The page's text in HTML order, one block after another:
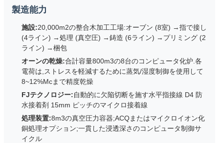
製造能力
施設:20,000m2の整合木加工工場:オーブン (8室) →指で接し
(4ライン) →処理 (真空圧) →鋳造 (6ライン) →プリミング (2
ライン) →梱包
オーンの乾燥:合計容量800m3の8台のコンピュータ化炉.各
電荷は,ストレスを軽減するために蒸気/湿度制御を使用して
8~12%Mcまで精度乾燥
FJテクノロジー:自動的に欠陥切断を施す水平指接線 D4 防
水接着剤 15mm ピッチのマイクロ接着線
処理装置:8m3の真空圧力容器;ACQまたはマイクロイオン化
銅処理オプション;一貫した浸透深さのコンピュータ制御サ
イクル